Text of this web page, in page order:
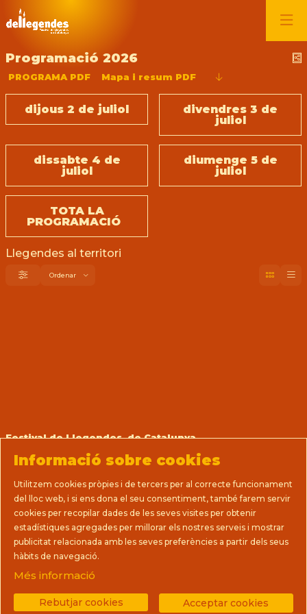
Programació 2026
PROGRAMA PDF Mapa i resum PDF
dijous 2 de juliol
divendres 3 de
juliol
dissabte 4 de
juliol
diumenge 5 de
juliol
TOTA LA
PROGRAMACIÓ
Llegendes al territori
Filtrar Ordenar
Festival de Llegendes de Catalunya
Prats, 14 (La Casa del Teatre Nu)
08712 Sant Martí de Tous (Barcelona)
T 93 805 08 63
direccio@llegendes.cat
Sitemap Avís Legal Ús de Cookies
Política de privacitat
Premsa Contactar
Termes i condicions de venda
Informació sobre cookies
Utilitzem cookies pròpies i de tercers per al correcte funcionament
del lloc web, i si ens dona el seu consentiment, també farem servir
cookies per recopilar dades de les seves visites per obtenir
estadístiques agregades per millorar els nostres serveis i mostrar
publicitat relacionada amb les seves preferències a partir dels seus
hàbits de navegació.
Més informació
Acceptar cookies
Rebutjar cookies